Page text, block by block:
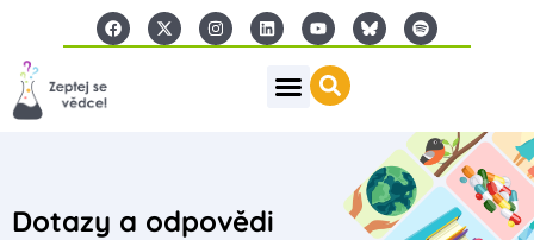
Dotazy a odpovědi